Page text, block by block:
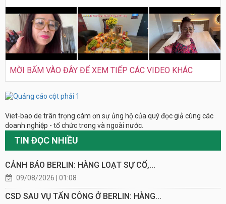
MỜI BẤM VÀO ĐÂY ĐỂ XEM TIẾP CÁC VIDEO KHÁC
Viet-bao.de trân trọng cám ơn sự ủng hộ của quý đọc giả cùng các
doanh nghiệp - tổ chức trong và ngoài nước.
TIN ĐỌC NHIỀU
CẢNH BÁO BERLIN: HÀNG LOẠT SỰ CỐ,...
09/08/2026 | 01:08
CSD SAU VỤ TẤN CÔNG Ở BERLIN: HÀNG...